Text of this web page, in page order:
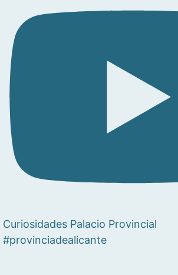
Curiosidades Palacio Provincial
#provinciadealicante